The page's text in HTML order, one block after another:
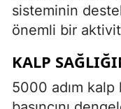
sisteminin
önemli bir
KALP
5000 adım kalp